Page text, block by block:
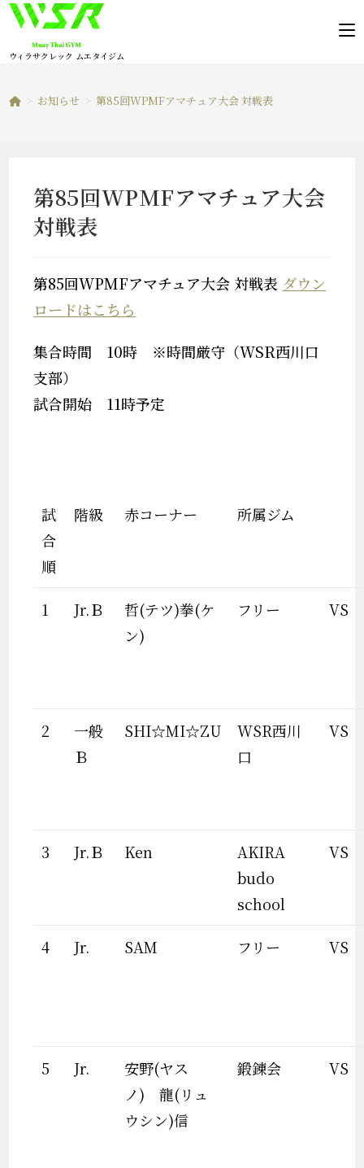
コ
ウィラサクレック ムエタイジム
> お知らせ > 第85回WPMFアマチュア大会 対戦表
第85回WPMFアマチュア大会
対戦表
第85回WPMFアマチュア大会 対戦表 ダウン
ロードはこちら
集合時間 10時 ※時間厳守（WSR西川口
支部）
試合開始 11時予定
試
合
順
階級 赤コーナー 所属ジム
1 Jr.Ｂ
哲(テツ)拳(ケ
ン)
フリー VS
2
一般
Ｂ
SHI☆MI☆ZU
WSR西川
口
VS
3 Jr.Ｂ Ken
AKIRA
budo
school
VS
4 Jr. SAM フリー VS
5 Jr.
安野(ヤス
ノ) 龍(リュ
ウシン)信
鍛錬会 VS